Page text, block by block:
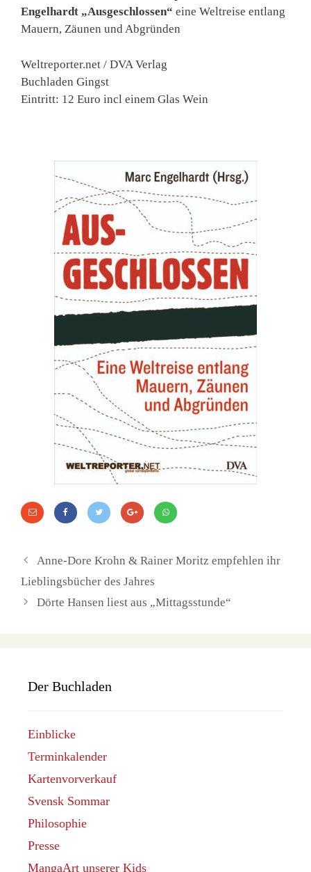
Engelhardt „Ausgeschlossen“ eine Weltreise entlang
Mauern, Zäunen und Abgründen
Weltreporter.net / DVA Verlag
Buchladen Gingst
Eintritt: 12 Euro incl einem Glas Wein
Anne-Dore Krohn & Rainer Moritz empfehlen ihr
Lieblingsbücher des Jahres
Dörte Hansen liest aus „Mittagsstunde“
Der Buchladen
Einblicke
Terminkalender
Kartenvorverkauf
Svensk Sommar
Philosophie
Presse
MangaArt unserer Kids